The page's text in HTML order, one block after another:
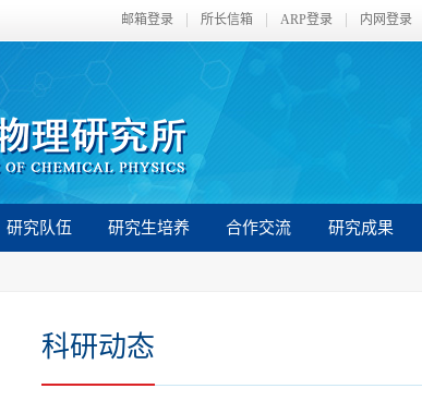
邮箱登录 所长信箱 ARP登录 内网登录
研究队伍 研究生培养 合作交流 研究成果
科研动态